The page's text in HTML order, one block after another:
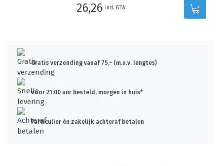
26,26 incl. BTW
Gratis verzending vanaf 75,- (m.u.v. lengtes)
Voor 21:00 uur besteld, morgen in huis*
Particulier én zakelijk achteraf betalen